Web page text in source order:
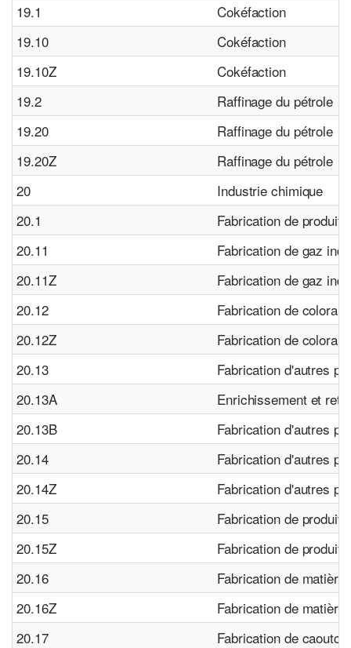
19.1
Cokéfaction
19.10
Cokéfaction
19.10Z
Cokéfaction
19.2
Raffinage du pétrole
19.20
Raffinage du pétrole
19.20Z
Raffinage du pétrole
20
Industrie chimique
20.1
Fabrication de
20.11
Fabrication de gaz
20.11Z
Fabrication de gaz
20.12
Fabrication de
20.12Z
Fabrication de
20.13
Fabrication d'autres
20.13A
Enrichissement et
20.13B
Fabrication d'autres
20.14
Fabrication d'autres
20.14Z
Fabrication d'autres
20.15
Fabrication de
20.15Z
Fabrication de
20.16
Fabrication de
20.16Z
Fabrication de
20.17
Fabrication de